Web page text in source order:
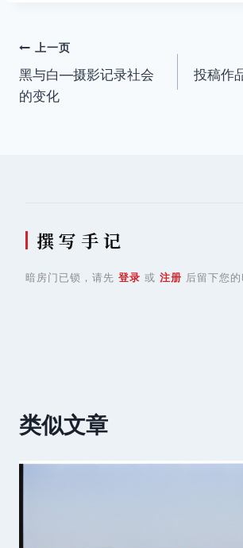
文
章
上一页
黑与白—摄影记录社会
的变化
投稿作
撰 写 手 记
暗房门已锁，请先 登录 或 注册 后留下您的
类似文章